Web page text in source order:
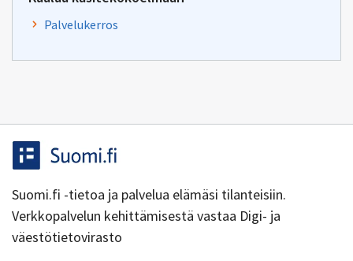
Palvelukerros
Suomi.fi -tietoa ja palvelua elämäsi tilanteisiin.
Verkkopalvelun kehittämisestä vastaa Digi- ja
väestötietovirasto